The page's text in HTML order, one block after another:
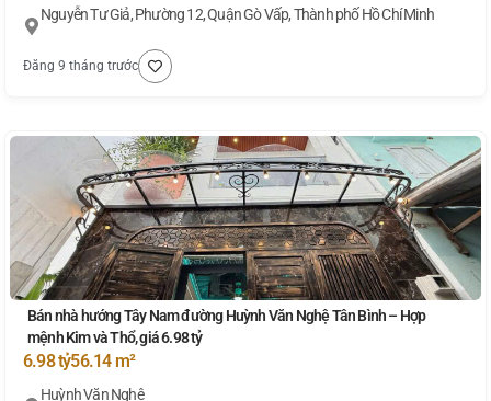
Nguyễn Tư Giả, Phường 12, Quận Gò Vấp, Thành phố Hồ Chí Minh
Đăng 9 tháng trước
Bán nhà hướng Tây Nam đường Huỳnh Văn Nghệ Tân Bình – Hợp
mệnh Kim và Thổ, giá 6.98 tỷ
6.98 tỷ56.14 m²
Huỳnh Văn Nghệ